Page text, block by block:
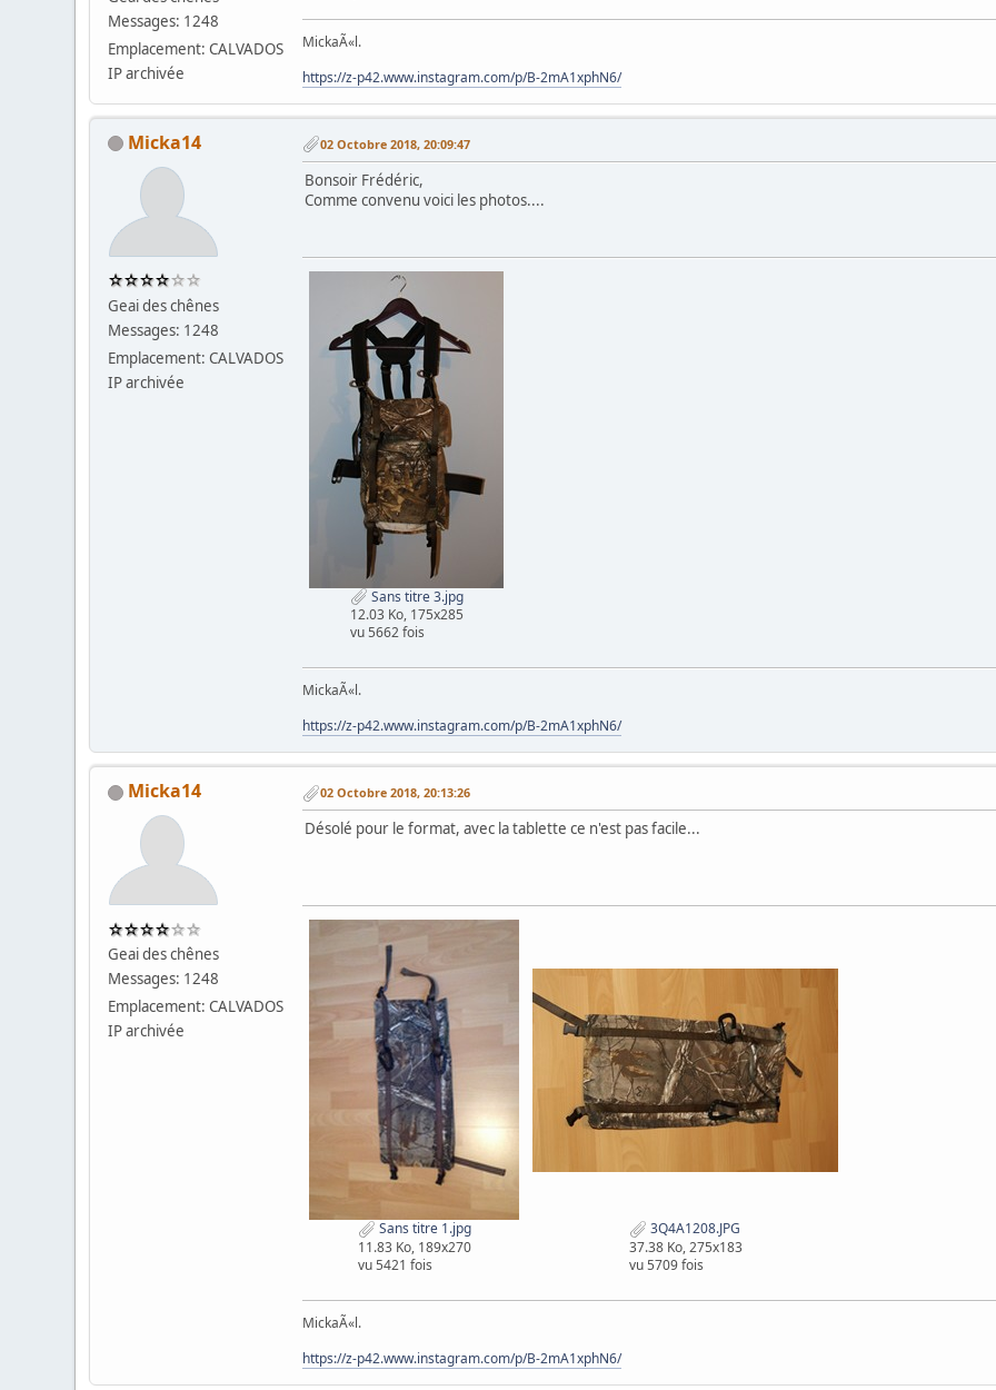
Messages: 1248
Emplacement: CALVADOS
IP archivée
MickaÃ«l.
https://z-p42.www.instagram.com/p/B-2mA1xphN6/
Micka14
Geai des chênes
Messages: 1248
Emplacement: CALVADOS
IP archivée
02 Octobre 2018, 20:09:47
Bonsoir Frédéric,
Comme convenu voici les photos....
Sans titre 3.jpg
12.03 Ko, 175x285
vu 5662 fois
MickaÃ«l.
https://z-p42.www.instagram.com/p/B-2mA1xphN6/
Micka14
Geai des chênes
Messages: 1248
Emplacement: CALVADOS
IP archivée
02 Octobre 2018, 20:13:26
Désolé pour le format, avec la tablette ce n'est pas facile...
Sans titre 1.jpg
11.83 Ko, 189x270
vu 5421 fois
3Q4A1208.JPG
37.38 Ko, 275x183
vu 5709 fois
MickaÃ«l.
https://z-p42.www.instagram.com/p/B-2mA1xphN6/